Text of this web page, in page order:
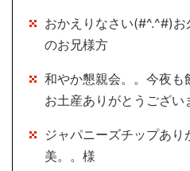
おかえりなさい(#^.^#)お
のお兄様方
和やか懇親会。。今夜
お土産ありがとうござい
ジャパニーズチップあり
美。。様